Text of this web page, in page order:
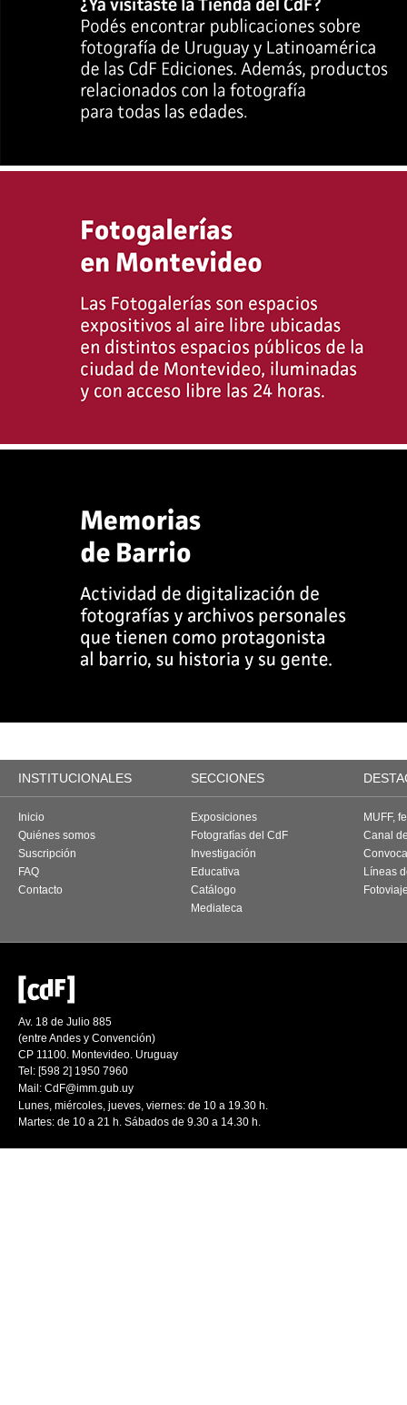
INSTITUCIONALES SECCIONES
Inicio
Quiénes somos
Suscripción
FAQ
Contacto
Exposiciones
Fotografías del CdF
Investigación
Educativa
Catálogo
Mediateca
MUFF,
Canal
Líneas
Av. 18 de Julio 885
(entre Andes y Convención)
CP 11100. Montevideo. Uruguay
Tel: [598 2] 1950 7960
Mail: CdF@imm.gub.uy
Lunes, miércoles, jueves, viernes: de 10 a 19.30 h.
Martes: de 10 a 21 h. Sábados de 9.30 a 14.30 h.